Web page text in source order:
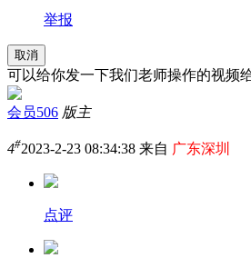
举报
取消
可以给你发一下我们老师操作的视频
会员506 版主
4#2023-2-23 08:34:38 来自 广东深圳
点评